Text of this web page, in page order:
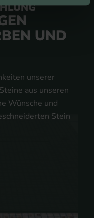
UND
unserer
aus unseren
Wünsche und
Stein